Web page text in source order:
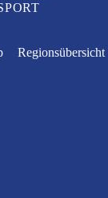
Regionsübersicht